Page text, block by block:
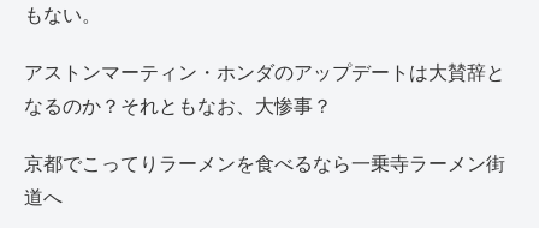
もない。
アストンマーティン・ホンダのアップデートは大賛辞と
なるのか？それともなお、大惨事？
京都でこってりラーメンを食べるなら一乗寺ラーメン街
道へ